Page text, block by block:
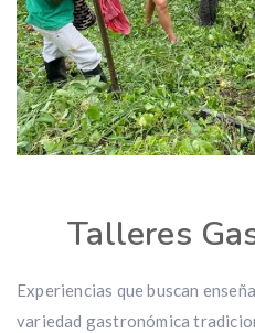
Talleres
Experiencias que buscan
variedad gastronómica